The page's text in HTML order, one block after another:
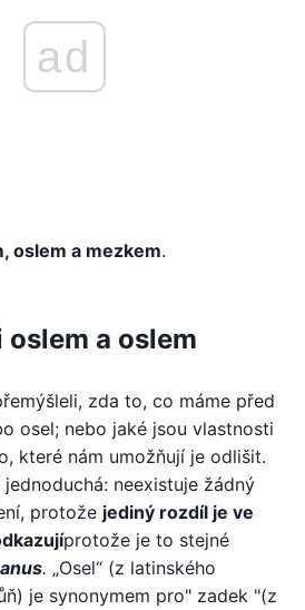
ad
oslem a mezkem.
oslem a oslem
zda to, co máme před
osel; nebo jaké jsou vlastnosti
které nám umožňují je odlišit.
neexistuje žádný
protože jediný rozdíl je ve
protože je to stejné
. „Osel“ (z latinského
je synonymem pro" zadek "(z